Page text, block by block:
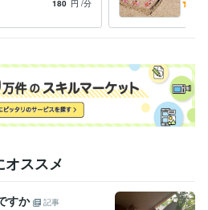
グ一位獲得
某占いapp 新人ランキン
カウンセリング
霊視鑑定、人相、オーラ、波動修正、送
縁成就⭐️霊感霊
180 円 /分
定歴
師
オススメ
すか
記事